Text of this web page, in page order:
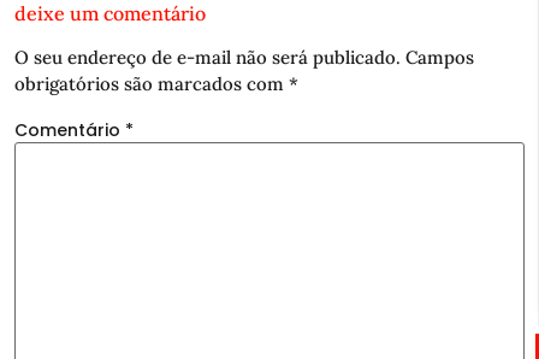
deixe um comentário
O seu endereço de e-mail não será publicado. Campos
obrigatórios são marcados com *
Comentário *